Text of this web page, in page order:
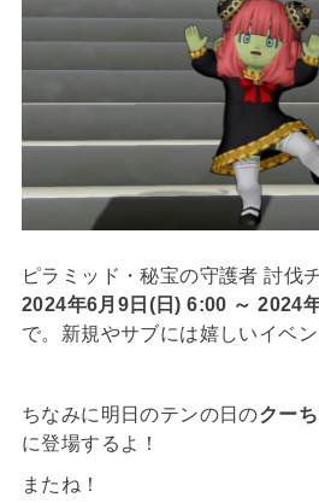
ピラミッド・秘宝の守護者 討伐
2024年6月9日(日) 6:00 ～ 2024
で。新規やサブには嬉しいイベン
ちなみに明日のテンの日のクー
に登場するよ！
またね！